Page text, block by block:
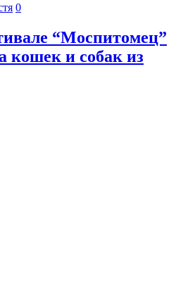
0
“Моспитомец”
кошек и собак из